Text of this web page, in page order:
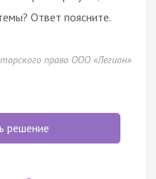
Ответ поясните.
права ООО «Легион»
решение